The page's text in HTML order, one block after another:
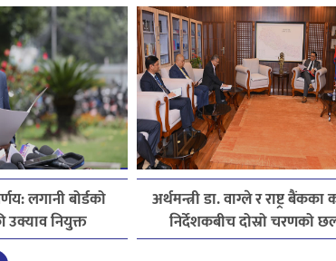
लगानी बोर्डको
नियुक्त
अर्थमन्त्री डा. वाग्ले र राष्ट्र बैंकका
निर्देशकबीच दोस्रो चरणको